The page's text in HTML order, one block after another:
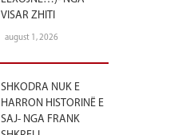
VISAR ZHITI
august 1, 2026
SHKODRA NUK E
HARRON HISTORINË E
SAJ- NGA FRANK